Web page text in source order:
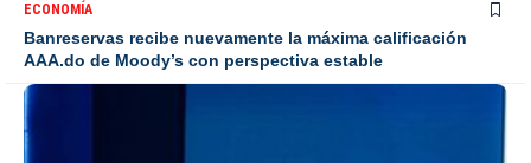
ECONOMÍA
Banreservas recibe nuevamente la máxima calificación
AAA.do de Moody’s con perspectiva estable